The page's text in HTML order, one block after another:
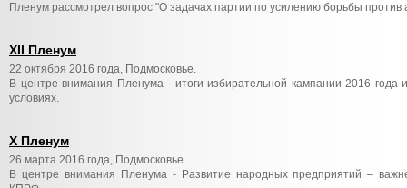
Пленум рассмотрел вопрос "О задачах партии по усилению борьбы против
XII Пленум
22 октября 2016 года, Подмосковье.
В центре внимания Пленума - итоги избирательной кампании 2016
условиях.
X Пленум
26 марта 2016 года, Подмосковье.
В центре внимания Пленума - Развитие народных предприятий –